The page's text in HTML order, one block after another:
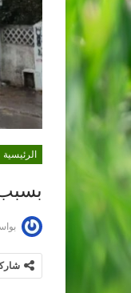
الرئيسية